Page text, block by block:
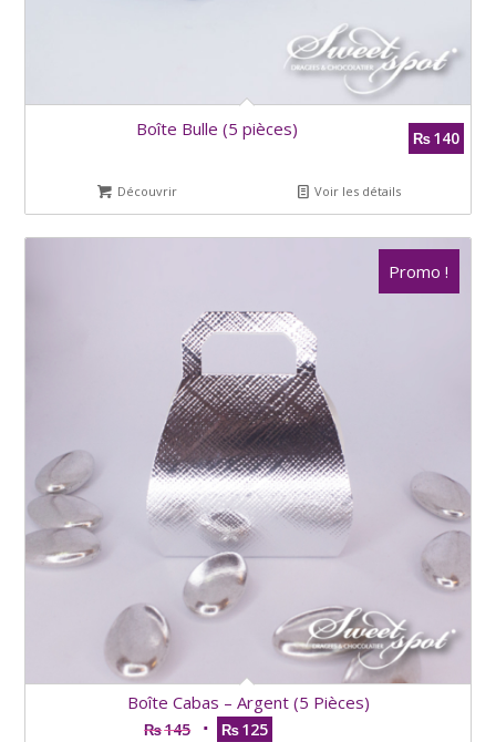
Boîte Bulle (5 pièces) ₨140
Découvrir Voir les détails
Boîte Cabas – Argent (5 Pièces)
₨145 ₨125